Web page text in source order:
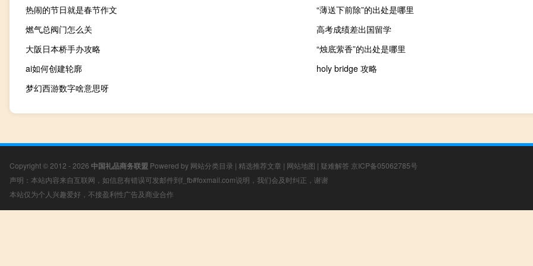
热闹的节日就是春节作文
“薄送下前除”的出处是哪里
燃气总阀门怎么关
高考成绩差出国留学
大阪日本桥手办攻略
“烛底萦香”的出处是哪里
ai如何创建轮廓
holy bridge 攻略
梦幻西游数字啥意思呀
Copyright © 2012 - 2026 中国礼品商务联盟 Powered by 网站分类目录 | 精选推荐文章 | 网站地图 | 疑难解答 京ICP备05062785号
声明：本站内容来自互联网，如信息有错误可发邮件到f_fb#foxmail.com说明，我们会及时纠正，谢谢
本站仅为个人兴趣爱好，不接盈利性广告及商业合作